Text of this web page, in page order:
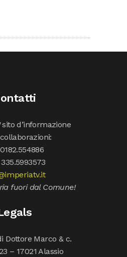
sito d’informazione
fuori dal Comune!
Dottore Marco & c.
– 17021 Alassio